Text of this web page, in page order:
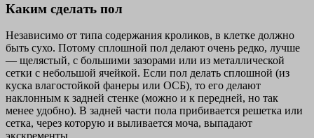
Каким сделать пол
Независимо от типа содержания кроликов, в клетке должно
быть сухо. Потому сплошной пол делают очень редко, лучше
— щелястый, с большими зазорами или из металлической
сетки с небольшой ячейкой. Если пол делать сплошной (из
куска влагостойкой фанеры или ОСБ), то его делают
наклонным к задней стенке (можно и к передней, но так
менее удобно). В задней части пола прибивается решетка или
сетка, через которую и выливается моча, выпадают